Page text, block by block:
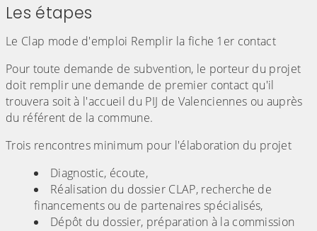
Les étapes
Le Clap mode d'emploi Remplir la fiche 1er contact
Pour toute demande de subvention, le porteur du projet
doit remplir une demande de premier contact qu'il
trouvera soit à l'accueil du PIJ de Valenciennes ou auprès
du référent de la commune.
Trois rencontres minimum pour l'élaboration du projet
Diagnostic, écoute,
Réalisation du dossier CLAP, recherche de
financements ou de partenaires spécialisés,
Dépôt du dossier, préparation à la commission